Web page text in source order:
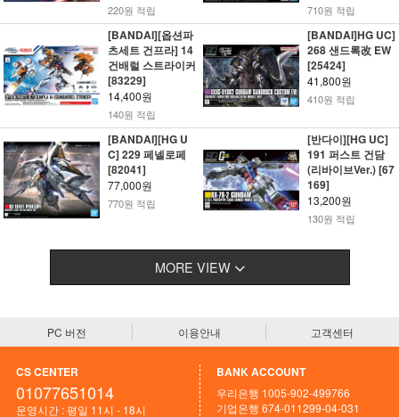
220원 적립 710원 적립
[BANDAI][옵션파
츠세트 건프라] 14
건배럴 스트라이커
[83229]
14,400원
140원 적립
[BANDAI]HG UC]
268 샌드록改 EW
[25424]
41,800원
410원 적립
[BANDAI][HG U
C] 229 페넬로페
[82041]
77,000원
770원 적립
[반다이][HG UC]
191 퍼스트 건담
(리바이브Ver.) [67
169]
13,200원
130원 적립
MORE VIEW
PC 버전 이용안내 고객센터
CS CENTER
01077651014
운영시간 : 평일 11시 - 18시
BANK ACCOUNT
우리은행 1005-902-499766
기업은행 674-011299-04-031